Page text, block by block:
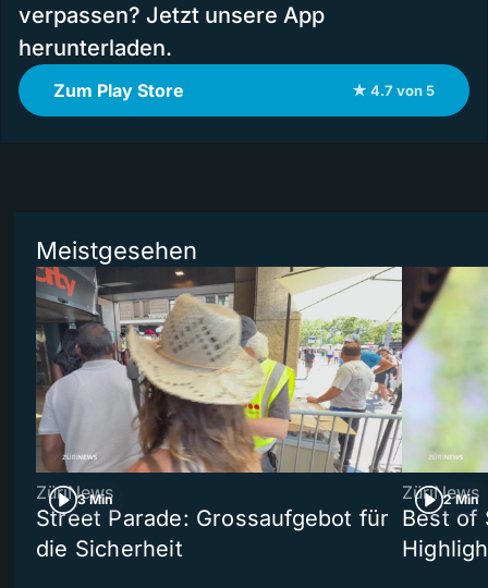
verpassen? Jetzt unsere App
herunterladen.
Zum Play Store ★ 4.7 von 5
Meistgesehen
3 Min
ZüriNews
Street Parade: Grossaufgebot für
die Sicherheit
2 Min
ZüriNews
Best of